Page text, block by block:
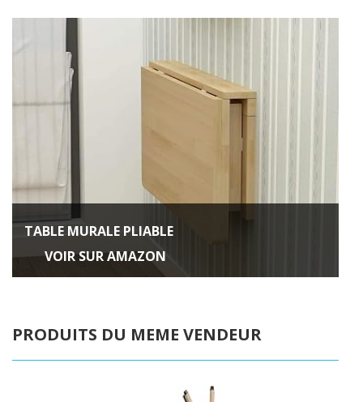
TABLE MURALE PLIABLE
VOIR SUR AMAZON
PRODUITS DU MEME VENDEUR